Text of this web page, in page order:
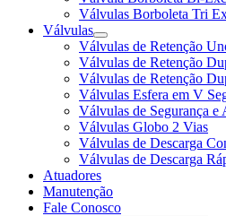
Válvulas Borboleta Tri
Válvulas
Válvulas de Retenção
Válvulas de Retenção
Válvulas de Retenção
Válvulas Esfera em V
Válvulas de Segurança e
Válvulas Globo 2 Vias
Válvulas de Descarga
Válvulas de Descarga
Atuadores
Manutenção
Fale Conosco